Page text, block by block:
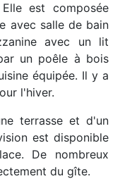
est composée
avec salle de bain
avec un lit
un poêle à bois
équipée. Il y a
l'hiver.
terrasse et d'un
est disponible
De nombreux
du gîte.